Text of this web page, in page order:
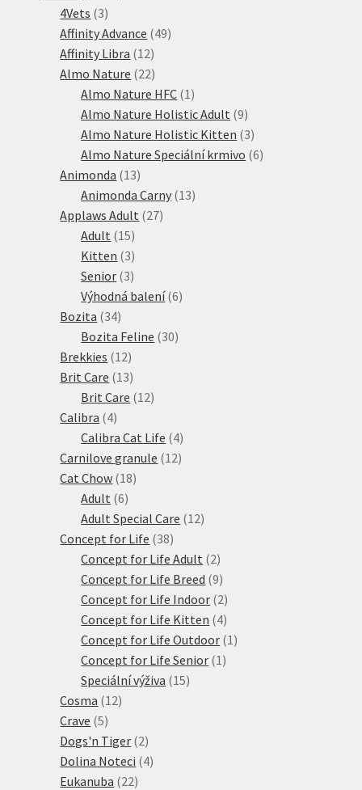
4Vets 33
produkty
Affinity Advance 4949
Affinity Libra 1212
produktů
Almo Nature 2222
produktů
Almo Nature HFC 1 1
produkt
Almo Nature Holistic Adult 99
produktů
Almo Nature Holistic Kitten 33
produkty
Almo Nature Speciální krmivo 66
Animonda 1313
produktů
Animonda Carny 1313
Applaws Adult 2727
Adult 1515
produktů
Kitten 33
produkty
Senior 33
produkty
Výhodná balení 66
Bozita 3434
produktů
Bozita Feline 3030
Brekkies 1212
produktů
Brit Care 1313
produktů
Brit Care 1212
Calibra 44
produkty
Calibra Cat Life 44
produkty
Carnilove granule 1212
Cat Chow 1818
Adult 66
produktů
Adult Special Care 1212
Concept for Life 3838
produktů
Concept for Life Adult 22
produkty
Concept for Life Breed 99
produktů
Concept for Life Indoor 22
produkty
Concept for Life Kitten 44
produkty
Concept for Life Outdoor 1 1
Concept for Life Senior 1 1
Speciální výživa 1515
Cosma 1212
Crave 55
produktů
Dogs'n Tiger 22
produkty
Dolina Noteci 44
Eukanuba 2222